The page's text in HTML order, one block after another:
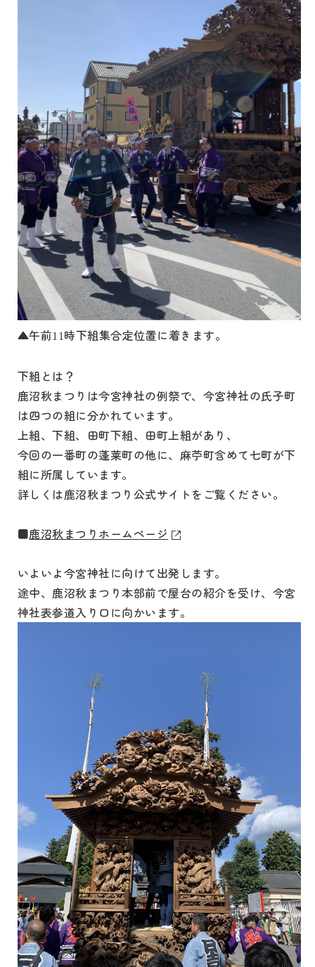
▲午前11時下組集合定位置に着きます。
下組とは？
鹿沼秋まつりは今宮神社の例祭で、今宮神社の氏子町
は四つの組に分かれています。
上組、下組、田町下組、田町上組があり、
今回の一番町の蓬莱町の他に、麻苧町含めて七町が下
組に所属しています。
詳しくは鹿沼秋まつり公式サイトをご覧ください。
■鹿沼秋まつりホームページ
いよいよ今宮神社に向けて出発します。
途中、鹿沼秋まつり本部前で屋台の紹介を受け、今宮
神社表参道入り口に向かいます。